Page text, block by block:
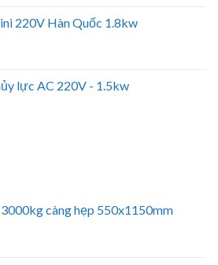
220V Hàn Quốc 1.8kw
lực AC 220V - 1.5kw
3000kg càng hẹp 550x1150mm